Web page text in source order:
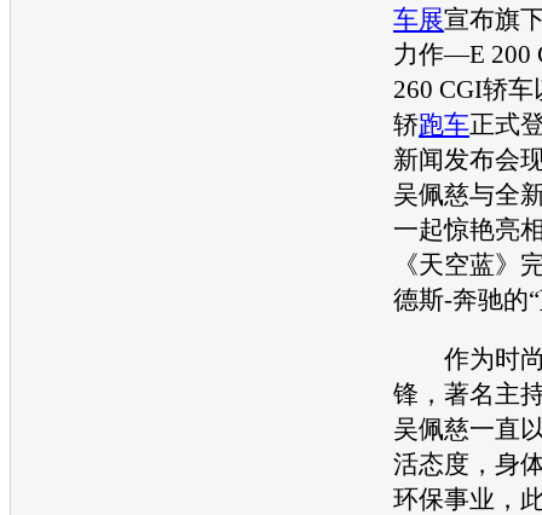
车展宣布旗
力作—E 200
260 CGI轿车
轿跑车正式
新闻发布会
吴佩慈与全
一起惊艳亮
《天空蓝》
德斯-奔驰的
作为时尚
锋，著名主
吴佩慈一直
活态度，身
环保事业，